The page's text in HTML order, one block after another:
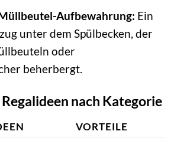
Aufbewahrung: Ein
unter dem Spülbecken, der
oder
beherbergt.
nach Kategorie
VORTEILE